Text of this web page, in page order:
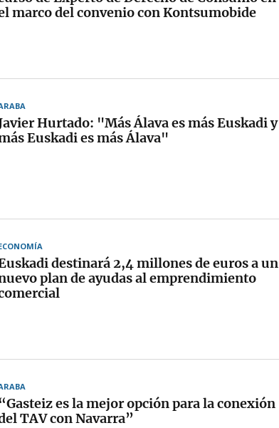
marco del convenio con Kontsumobide
Hurtado: "Más Álava es más Euskadi y
Euskadi es más Álava"
destinará 2,4 millones de euros a un
plan de ayudas al emprendimiento
es la mejor opción para la conexión
TAV con Navarra”